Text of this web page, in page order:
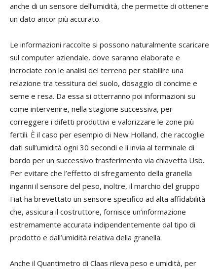
anche di un sensore dell’umidità, che permette di ottenere
un dato ancor più accurato.
Le informazioni raccolte si possono naturalmente scaricare
sul computer aziendale, dove saranno elaborate e
incrociate con le analisi del terreno per stabilire una
relazione tra tessitura del suolo, dosaggio di concime e
seme e resa. Da essa si otterranno poi informazioni su
come intervenire, nella stagione successiva, per
correggere i difetti produttivi e valorizzare le zone più
fertili. È il caso per esempio di New Holland, che raccoglie
dati sull’umidità ogni 30 secondi e li invia al terminale di
bordo per un successivo trasferimento via chiavetta Usb.
Per evitare che l’effetto di sfregamento della granella
inganni il sensore del peso, inoltre, il marchio del gruppo
Fiat ha brevettato un sensore specifico ad alta affidabilità
che, assicura il costruttore, fornisce un’informazione
estremamente accurata indipendentemente dal tipo di
prodotto e dall’umidità relativa della granella.
Anche il Quantimetro di Claas rileva peso e umidità, per